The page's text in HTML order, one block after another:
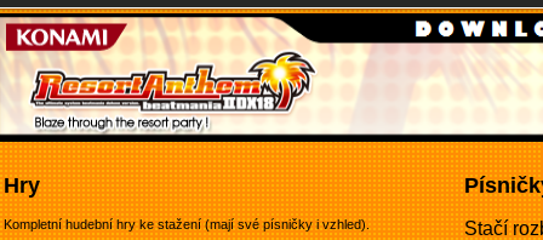
Hry
Kompletní hudební hry ke stažení (mají své písničky i vzhled). Stačí